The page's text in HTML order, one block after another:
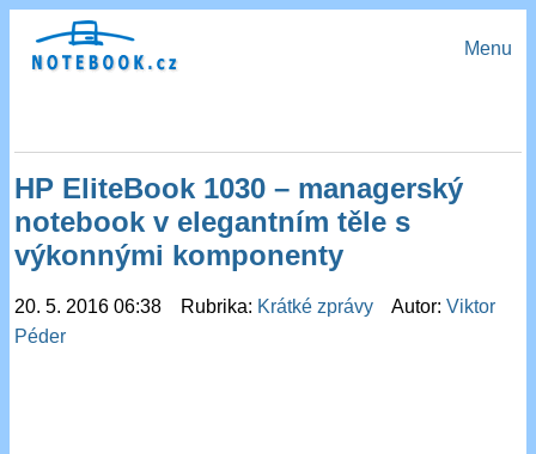
Menu
HP EliteBook 1030 – managerský
notebook v elegantním těle s
výkonnými komponenty
20. 5. 2016 06:38 Rubrika: Krátké zprávy Autor:Viktor
Péder